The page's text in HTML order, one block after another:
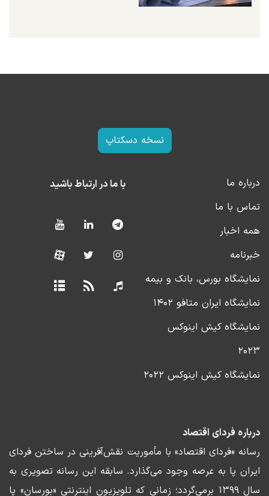
نسخه دسکتاپ
درباره ما
تماس با ما
همه اخبار
خبرنامه
نمایشگاه بورس، بانک و بیمه
نمایشگاه ایران متافو ۱۴۰۲
نمایشگاه کیش اینوکس
۲۰۲۳
نمایشگاه کیش اینوکس ۲۰۲۲
با ما در ارتباط باشید
درباره فردای اقتصاد
رسانه «فردای اقتصاد» با مأموریت نقش‌آفرینی در ساختن فردای
ایران پا به عرصه وجود می‌گذارد. سابقه این رسانه تصویری به
سال ۱۳۹۹ برمی‌گردد؛ زمانی که تلویزیون اینترنتی «بورسان» پا